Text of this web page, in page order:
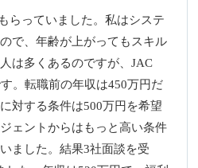
らっていました。私はシステ
で、年齢が上がってもスキル
は多くあるのですが、JAC
。転職前の年収は450万円だ
対する条件は500万円を希望
ェントからはもっと高い条件
ました。結果3社面談を受